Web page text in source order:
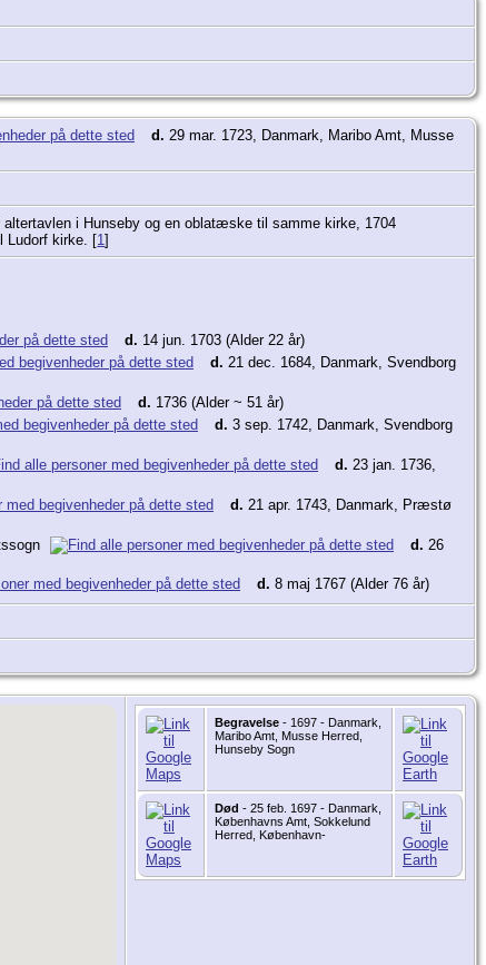
d. 29 mar. 1723, Danmark, Maribo Amt, Musse
i Hunseby og en oblatæske til samme kirke, 1704
Ludorf kirke. [1]
d. 14 jun. 1703 (Alder 22 år)
d. 21 dec. 1684, Danmark, Svendborg
d. 1736 (Alder ~ 51 år)
d. 3 sep. 1742, Danmark, Svendborg
d. 23 jan. 1736,
d. 21 apr. 1743, Danmark, Præstø
d. 26
d. 8 maj 1767 (Alder 76 år)
Begravelse - 1697 - Danmark,
Maribo Amt, Musse Herred,
Hunseby Sogn
Død - 25 feb. 1697 - Danmark,
Københavns Amt, Sokkelund
Herred, København-